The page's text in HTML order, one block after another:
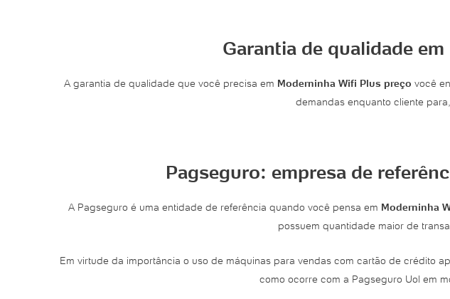
Garantia de qualidade
A garantia de qualidade que você precisa em Moderninha Wifi Plus preço você
demandas enquanto cliente
Pagseguro: empresa de
A Pagseguro é uma entidade de referência quando você pensa em Moderninha
possuem quantidade maior de
Em virtude da importância o uso de máquinas para vendas com cartão de crédito
como ocorre com a Pagseguro Uol em